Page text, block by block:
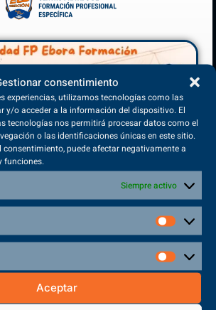
consentimiento
experiencias, utilizamos tecnologías como las
y/o acceder a la información del dispositivo. El
tecnologías nos permitirá procesar datos como el
o las identificaciones únicas en este sitio.
consentimiento, puede afectar negativamente a
funciones.
Siempre activo
Aceptar
PROFESIONAL
Formación la calidad es muy
Por ello contamos con la
EQA ISO 9001.
DE CONTACTO